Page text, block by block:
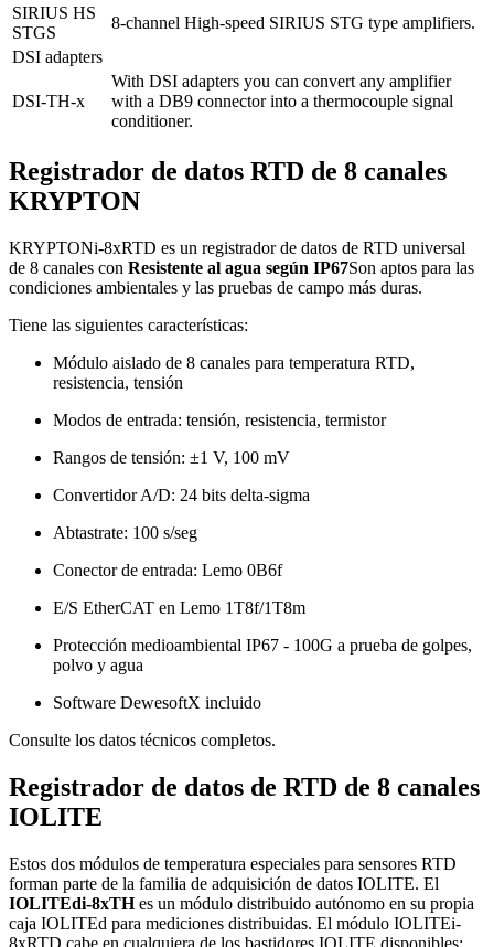
SIRIUS HS
STGS
8-channel High-speed SIRIUS STG type amplifiers.
DSI adapters
DSI-TH-x
With DSI adapters you can convert any amplifier
with a DB9 connector into a thermocouple signal
conditioner.
Registrador de datos RTD de 8 canales
KRYPTON
KRYPTONi-8xRTD es un registrador de datos de RTD universal
de 8 canales con Resistente al agua según IP67Son aptos para las
condiciones ambientales y las pruebas de campo más duras.
Tiene las siguientes características:
Módulo aislado de 8 canales para temperatura RTD,
resistencia, tensión
Modos de entrada: tensión, resistencia, termistor
Rangos de tensión: ±1 V, 100 mV
Convertidor A/D: 24 bits delta-sigma
Abtastrate: 100 s/seg
Conector de entrada: Lemo 0B6f
E/S EtherCAT en Lemo 1T8f/1T8m
Protección medioambiental IP67 - 100G a prueba de golpes,
polvo y agua
Software DewesoftX incluido
Consulte los datos técnicos completos.
Registrador de datos de RTD de 8 canales
IOLITE
Estos dos módulos de temperatura especiales para sensores RTD
forman parte de la familia de adquisición de datos IOLITE. El
IOLITEdi-8xTHes un módulo distribuido autónomo en su propia
caja IOLITEd para mediciones distribuidas. El módulo IOLITEi-
8xRTD cabe en cualquiera de los bastidores IOLITE disponibles: